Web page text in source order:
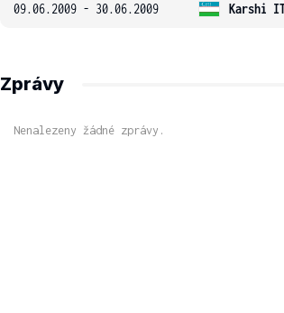
09.06.2009 - 30.06.2009 Karshi
Zprávy
Nenalezeny žádné zprávy.